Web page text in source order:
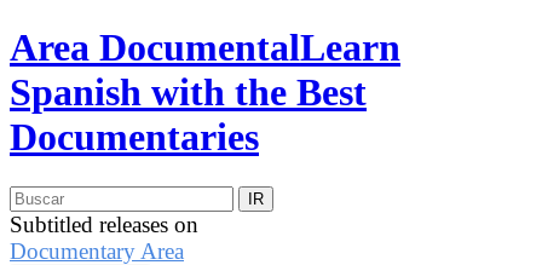
Area DocumentalLearn
Spanish with the Best
Documentaries
Subtitled releases on
Documentary Area